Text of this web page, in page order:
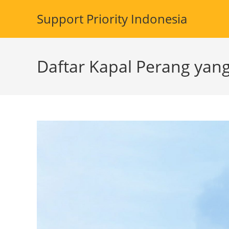
Support Priority Indonesia
Daftar Kapal Perang